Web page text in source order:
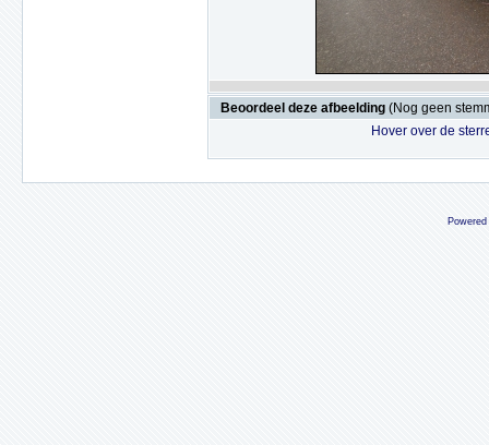
Beoordeel deze afbeelding (Nog geen
Hover over de